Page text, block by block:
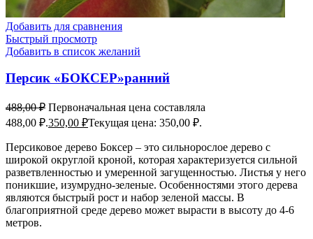
Добавить для сравнения
Быстрый просмотр
Добавить в список желаний
Персик «БОКСЕР»ранний
488,00₽ Первоначальная цена составляла
488,00 ₽.350,00 ₽Текущая цена: 350,00 ₽.
Персиковое дерево Боксер – это сильнорослое дерево с
широкой округлой кроной, которая характеризуется сильной
разветвленностью и умеренной загущенностью. Листья у него
поникшие, изумрудно-зеленые. Особенностями этого дерева
являются быстрый рост и набор зеленой массы. В
благоприятной среде дерево может вырасти в высоту до 4-6
метров.